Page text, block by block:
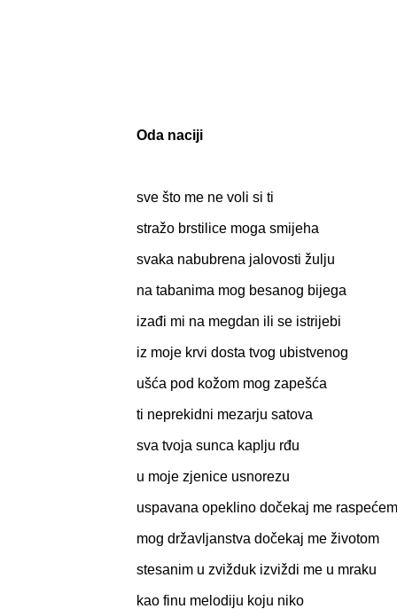
Oda naciji
sve što me ne voli si ti
stražo brstilice moga smijeha
svaka nabubrena jalovosti žulju
na tabanima mog besanog bijega
izađi mi na megdan ili se istrijebi
iz moje krvi dosta tvog ubistvenog
ušća pod kožom mog zapešća
ti neprekidni mezarju satova
sva tvoja sunca kaplju rđu
u moje zjenice usnorezu
uspavana opeklino dočekaj me raspećem
mog državljanstva dočekaj me životom
stesanim u zvižduk izviždi me u mraku
kao finu melodiju koju niko